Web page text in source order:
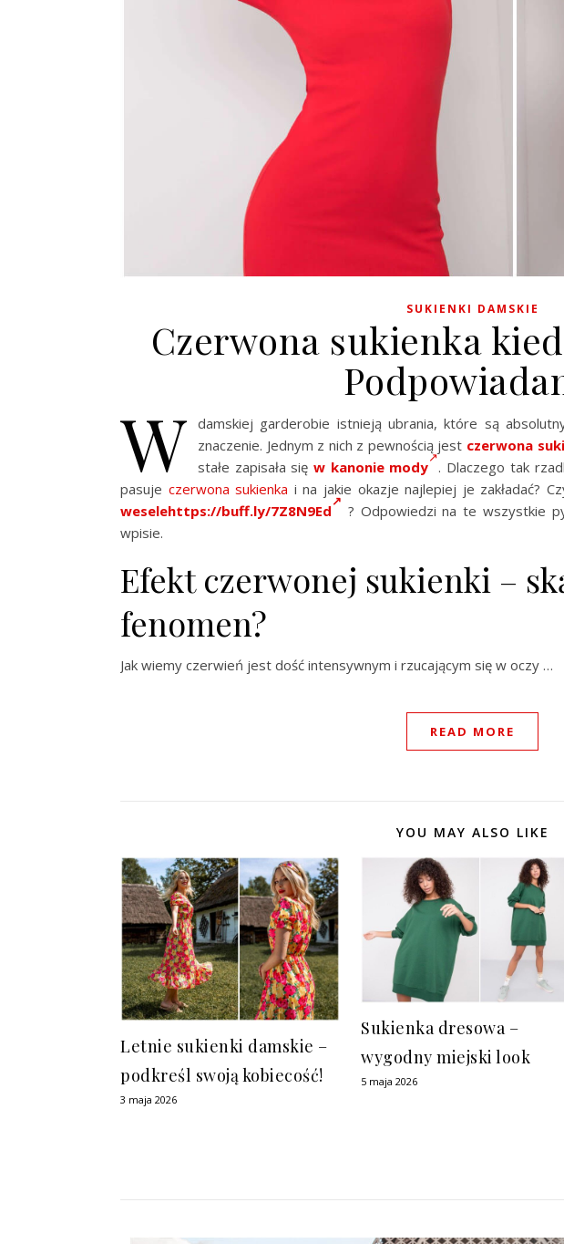
SUKIENKI DAMSKIE
Czerwona sukienka
W damskiej garderobie istnieją ubrania, które są
znaczenie. Jednym z nich z pewnością jest czerwona
stałe zapisała sięw kanonie mody . Dlaczego tak
pasuje czerwona sukienka i na jakie okazje najlepiej je zakładać?
weselehttps://buff.ly/7Z8N9Ed
? Odpowiedzi na te wszystkie
wpisie.
Efekt czerwonej sukienki –
fenomen?
Jak wiemy czerwień jest dość intensywnym i rzucającym się w oczy …
READ MORE
YOU MAY ALSO LIKE
Letnie sukienki damskie –
podkreśl swoją kobiecość!
3 maja 2026
Sukienka dresowa –
wygodny miejski look
5 maja 2026